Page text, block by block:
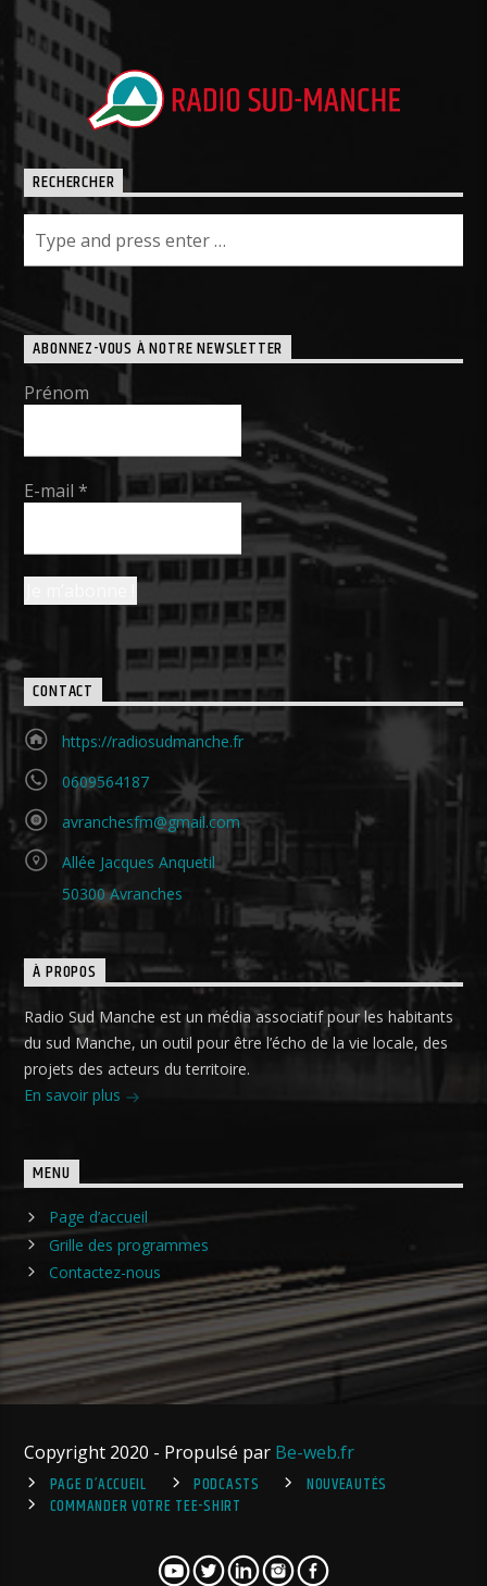
RECHERCHER
ABONNEZ-VOUS À NOTRE NEWSLETTER
Prénom
E-mail*
CONTACT
https://radiosudmanche.fr
0609564187
avranchesfm@gmail.com
Allée Jacques Anquetil
50300 Avranches
À PROPOS
Radio Sud Manche est un média associatif pour les habitants
du sud Manche, un outil pour être l’écho de la vie locale, des
projets des acteurs du territoire.
En savoir plus
MENU
Page d’accueil
Grille des programmes
Contactez-nous
Copyright 2020 - Propulsé par Be-web.fr
PAGE D’ACCUEIL
PODCASTS
NOUVEAUTÉS
COMMANDER VOTRE TEE-SHIRT